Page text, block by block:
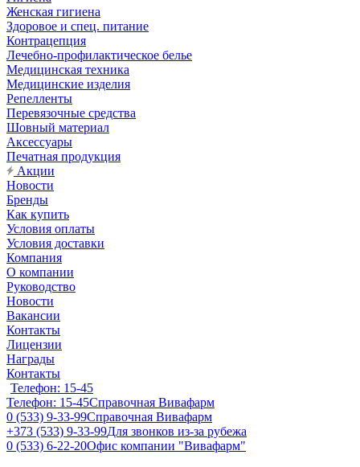
Женская гигиена
Здоровое и спец. питание
Контрацепция
Лечебно-профилактическое белье
Медицинская техника
Медицинские изделия
Репелленты
Перевязочные средства
Шовный материал
Аксессуары
Печатная продукция
Акции
Новости
Бренды
Как купить
Условия оплаты
Условия доставки
Компания
О компании
Руководство
Новости
Вакансии
Контакты
Лицензии
Награды
Контакты
Телефон: 15-45
Телефон: 15-45Справочная Вивафарм
0 (533) 9-33-99Справочная Вивафарм
+373 (533) 9-33-99Для звонков из-за рубежа
0 (533) 6-22-20Офис компании "Вивафарм"